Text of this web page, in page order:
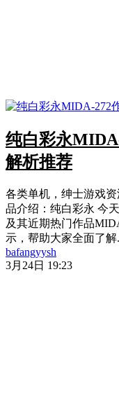
纯白彩永
解析推荐
各类单机，绅士游戏资
品介绍：纯白彩永 今
及其近期热门作品
示，帮助大家全面了解
bafangyysh
3月24日 19:23